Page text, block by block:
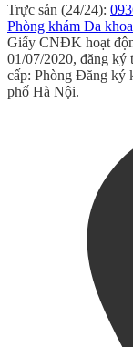
Trực sản (24/24):
Phòng khám Đa
Giấy CNĐK hoạt
01/07/2020, đăng ký
cấp: Phòng Đăng ký
phố Hà Nội.